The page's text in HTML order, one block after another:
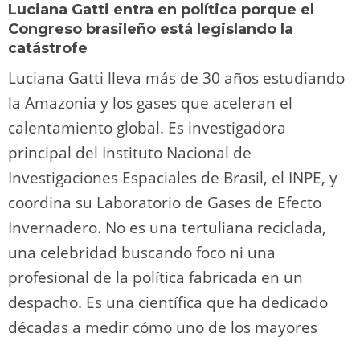
Luciana Gatti entra en política porque el
Congreso brasileño está legislando la
catástrofe
Luciana Gatti lleva más de 30 años estudiando
la Amazonia y los gases que aceleran el
calentamiento global. Es investigadora
principal del Instituto Nacional de
Investigaciones Espaciales de Brasil, el INPE, y
coordina su Laboratorio de Gases de Efecto
Invernadero. No es una tertuliana reciclada,
una celebridad buscando foco ni una
profesional de la política fabricada en un
despacho. Es una científica que ha dedicado
décadas a medir cómo uno de los mayores